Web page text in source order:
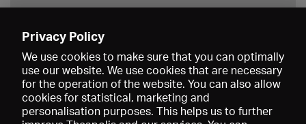
Privacy Policy
We use cookies to make sure that you can optimally
use our website. We use cookies that are necessary
for the operation of the website. You can also allow
cookies for statistical, marketing and
personalisation purposes. This helps us to further